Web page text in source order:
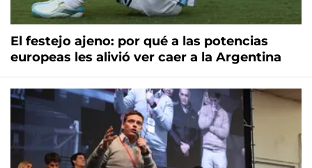
El festejo ajeno: por qué a las potencias
europeas les alivió ver caer a la Argentina